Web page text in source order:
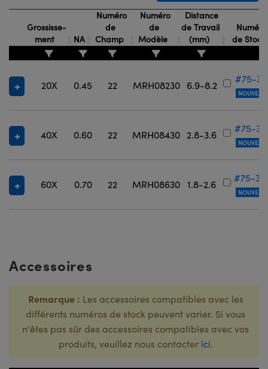
Grossisse-
ment
NA
Numéro
de
Champ
Numéro
de
Modèle
Distance
de Travail
(mm)
Numéro
de Stock
20X 0.45 22 MRH08230 6.9-8.2
#75-
NOUVEAU
40X 0.60 22 MRH08430 2.8-3.6
#75-
NOUVEAU
60X 0.70 22 MRH08630 1.8-2.6
#75-
NOUVEAU
Accessoires
Remarque : Les accessoires compatibles avec les
différents numéros de stock peuvent varier. Si vous
n'êtes pas sûr des accessoires compatibles avec vos
produits, veuillez nous contacter ici.